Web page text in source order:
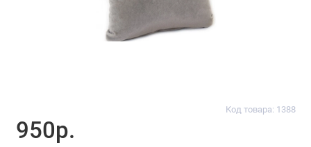
Код товара: 1388
950р.